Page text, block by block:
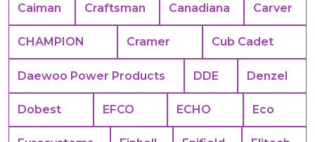
Caiman Craftsman Canadiana Carver
CHAMPION Cramer Cub Cadet
Daewoo Power Products DDE Denzel
Dobest EFCO ECHO Eco